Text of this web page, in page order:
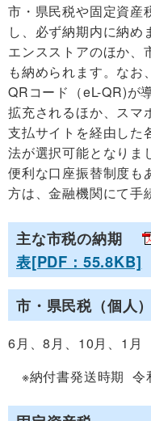
市・県民税や固定資産
し、必ず納期内に納め
エンスストアのほか、
も納められます。な
QRコード（eL-QR)が
拡充されるほか、スマ
支払サイトを経由した
法が選択可能となりま
便利な口座振替制度も
方は、金融機関にて手
主な市税の納期
表[PDF：55.8KB]
市・県民税（個人）
6月、8月、10月、1月
※納付書発送時期 令